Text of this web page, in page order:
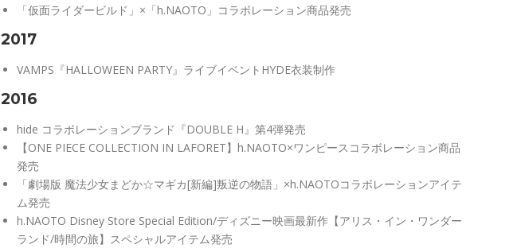
「仮面ライダービルド」×「h.NAOTO」コラボレーション商品発売
2017
VAMPS『HALLOWEEN PARTY』ライブイベントHYDE衣装制作
2016
hide コラボレーションブランド『DOUBLE H』第4弾発売
【ONE PIECE COLLECTION IN LAFORET】h.NAOTO×ワンピースコラボレーション商品
発売
「劇場版 魔法少女まどか☆マギカ[新編]叛逆の物語」×h.NAOTOコラボレーションアイテ
ム発売
h.NAOTO Disney Store Special Edition/ディズニー映画最新作【アリス・イン・ワンダー
ランド/時間の旅】スペシャルアイテム発売